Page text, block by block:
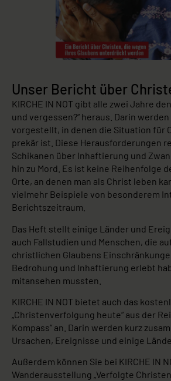
Unser Bericht über
KIRCHE IN NOT gibt alle zwei Jahre
und vergessen?“ heraus. Darin
vorgestellt, in denen die Situation für
prekär ist. Diese Herausforderungen
Schikanen über Inhaftierung und
hin zu Mord. Es ist keine Reihenfolge
Orte, an denen man als Christ leben
vielmehr Beispiele von besonderem
Berichtszeitraum.
Das Heft stellt einige Länder und
auch Fallstudien und Menschen, die
christlichen Glaubens
Bedrohung und Inhaftierung erlebt
mitansehen mussten.
KIRCHE IN NOT bietet auch das
„Christenverfolgung heute“ aus der
Kompass“ an. Darin werden kurz
Ursachen, Ereignisse und einige
Außerdem können Sie bei KIRCHE IN
Wanderausstellung „Verfolgte